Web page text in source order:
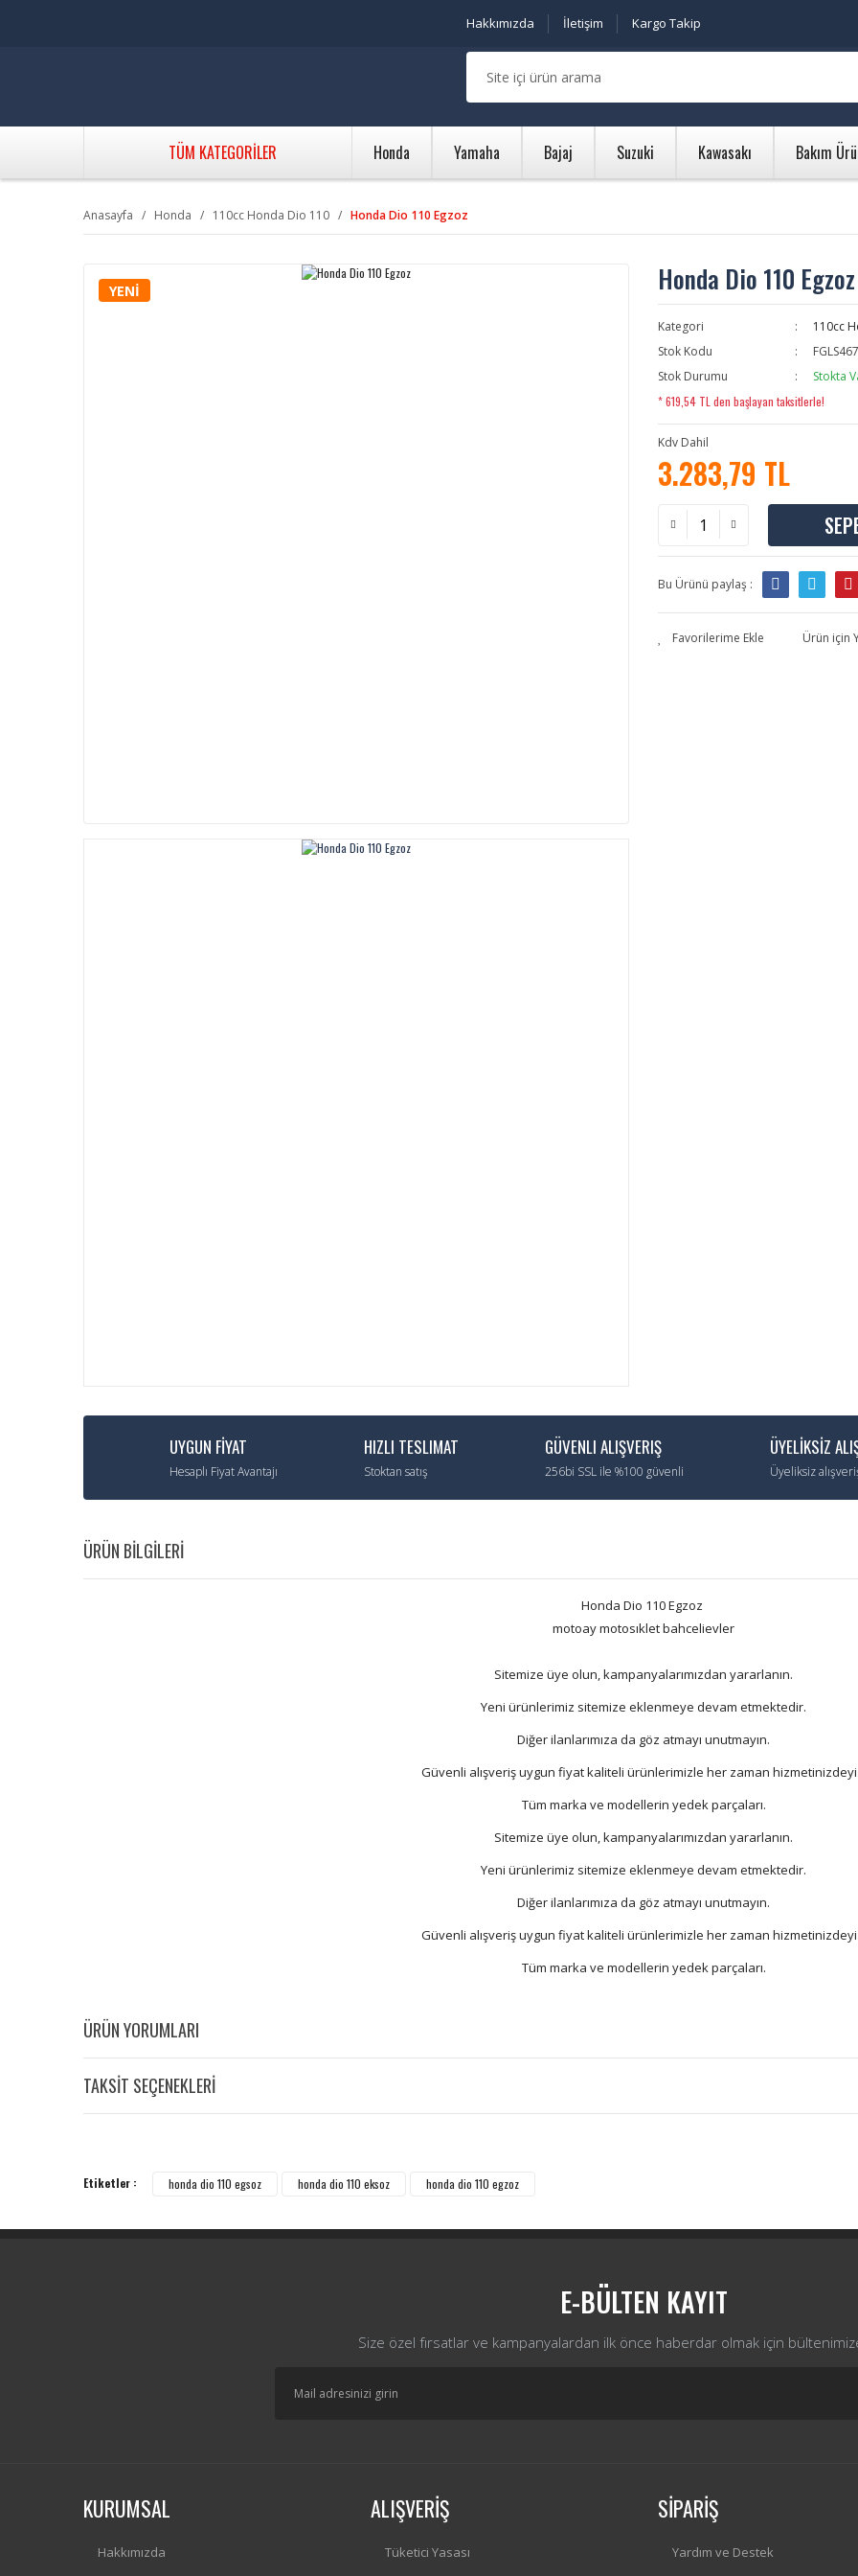
Hakkımızda İletişim Kargo Takip
TÜM KATEGORİLER Honda Yamaha Bajaj Suzuki Kawasakı Bakım
Anasayfa Honda 110cc Honda Dio 110 Honda Dio 110 Egzoz
YENİ Honda Dio 110 Egzoz
Kategori
110cc
Stok Kodu
Stok Durumu
Stokta
* 619,54 TL den başlayan taksitlerle!
Kdv Dahil
3.283,79 TL
Bu Ürünü paylaş :
Ürün için
UYGUN FİYAT
Hesaplı Fiyat Avantajı
HIZLI TESLIMAT
Stoktan satış
GÜVENLI ALIŞVERIŞ
256bi SSL ile %100 güvenli
ÜYELİKSİZ
Üyeliksiz
ÜRÜN BİLGİLERİ
Honda Dio 110 Egzoz
motoay motosıklet bahcelievler
Sitemize üye olun, kampanyalarımızdan yararlanın.
Yeni ürünlerimiz sitemize eklenmeye devam etmektedir.
Diğer ilanlarımıza da göz atmayı unutmayın.
Güvenli alışveriş uygun fiyat kaliteli ürünlerimizle her zaman
Tüm marka ve modellerin yedek parçaları.
Sitemize üye olun, kampanyalarımızdan yararlanın.
Yeni ürünlerimiz sitemize eklenmeye devam etmektedir.
Diğer ilanlarımıza da göz atmayı unutmayın.
Güvenli alışveriş uygun fiyat kaliteli ürünlerimizle her zaman
Tüm marka ve modellerin yedek parçaları.
ÜRÜN YORUMLARI
TAKSİT SEÇENEKLERİ
Etiketler : honda dio 110 egsoz honda dio 110 eksoz honda dio 110 egzoz
E-BÜLTEN KAYIT
Size özel fırsatlar ve kampanyalardan ilk önce haberdar olmak için
KURUMSAL
Hakkımızda
ALIŞVERİŞ
Tüketici Yasası
SİPARİŞ
Yardım ve Destek